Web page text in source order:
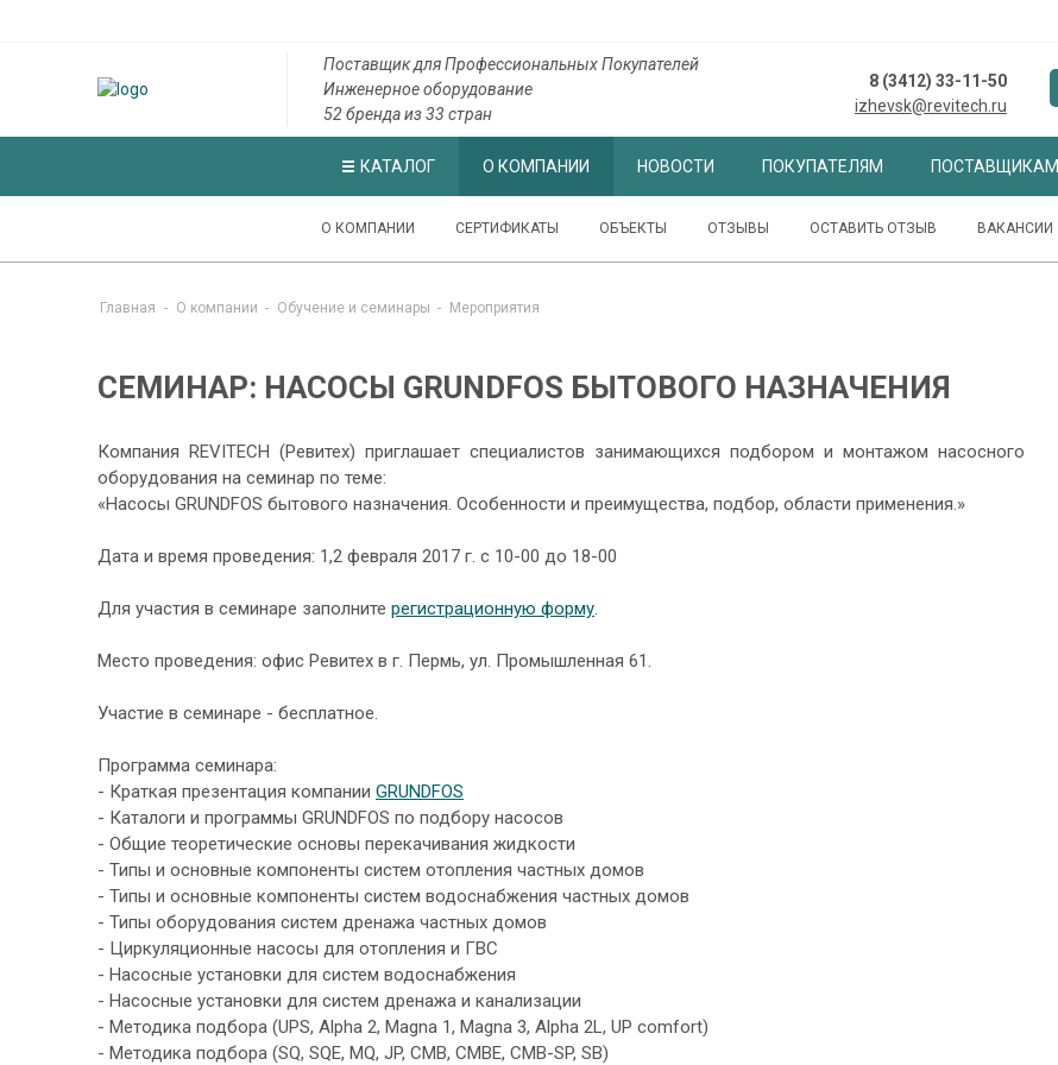
8 (3412) 33-11-50
izhevsk@revitech.ru
Поставщик для Профессиональных Покупателей
Инженерное оборудование
52 бренда из 33 стран
КАТАЛОГ О КОМПАНИИ НОВОСТИ ПОКУПАТЕЛЯМ ПОСТАВЩИКАМ
О КОМПАНИИ СЕРТИФИКАТЫ ОБЪЕКТЫ ОТЗЫВЫ ОСТАВИТЬ ОТЗЫВ ВАКАНСИИ
Главная - О компании - Обучение и семинары - Мероприятия
СЕМИНАР: НАСОСЫ GRUNDFOS БЫТОВОГО НАЗНАЧЕНИЯ
Компания REVITECH (Ревитех) приглашает специалистов занимающихся подбором и монтажом насосного
оборудования на семинар по теме:
«Насосы GRUNDFOS бытового назначения. Особенности и преимущества, подбор, области применения.»
Дата и время проведения: 1,2 февраля 2017 г. с 10-00 до 18-00
Для участия в семинаре заполните регистрационную форму.
Место проведения: офис Ревитех в г. Пермь, ул. Промышленная 61.
Участие в семинаре - бесплатное.
Программа семинара:
- Краткая презентация компании GRUNDFOS
- Каталоги и программы GRUNDFOS по подбору насосов
- Общие теоретические основы перекачивания жидкости
- Типы и основные компоненты систем отопления частных домов
- Типы и основные компоненты систем водоснабжения частных домов
- Типы оборудования систем дренажа частных домов
- Циркуляционные насосы для отопления и ГВС
- Насосные установки для систем водоснабжения
- Насосные установки для систем дренажа и канализации
- Методика подбора (UPS, Alpha 2, Magna 1, Magna 3, Alpha 2L, UP comfort)
- Методика подбора (SQ, SQE, MQ, JP, CMB, CMBE, CMB-SP, SB)